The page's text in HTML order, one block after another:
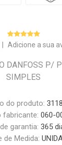
Adicione a sua
DANFOSS P/
SIMPLES
do produto:
fabricante: 060-
garantia: 365
de Medida: